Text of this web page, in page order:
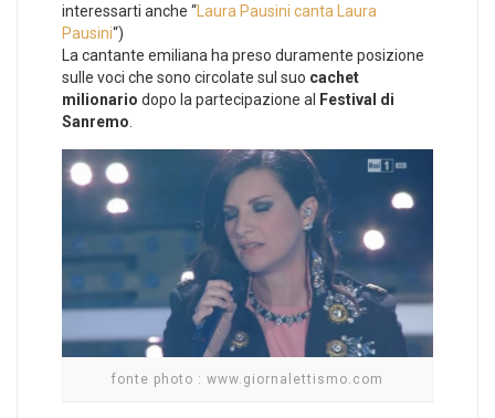
interessarti anche “ Laura Pausini canta Laura
Pausini“)
La cantante emiliana ha preso duramente posizione
sulle voci che sono circolate sul suo cachet
milionario dopo la partecipazione al
Festival di
Sanremo
fonte photo : www.giornalettismo.com